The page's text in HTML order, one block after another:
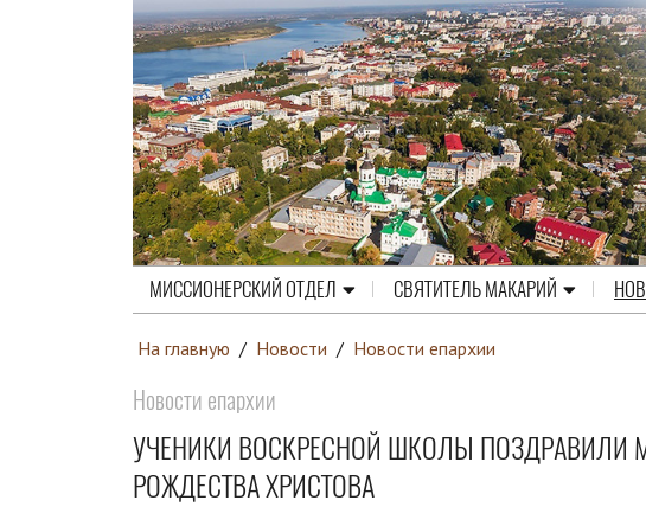
МИССИОНЕРСКИЙ ОТДЕЛ СВЯТИТЕЛЬ МАКАРИЙ
На главную / Новости / Новости епархии
Новости епархии
УЧЕНИКИ ВОСКРЕСНОЙ ШКОЛЫ ПОЗДРАВИЛИ
РОЖДЕСТВА ХРИСТОВА